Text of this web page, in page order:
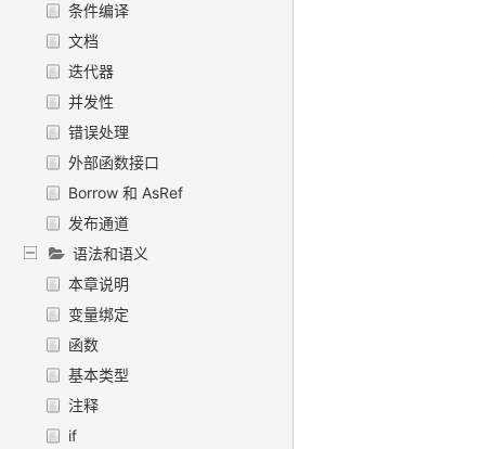
条件编译
文档
迭代器
并发性
错误处理
外部函数接口
Borrow 和 AsRef
发布通道
语法和语义
本章说明
变量绑定
函数
基本类型
注释
if